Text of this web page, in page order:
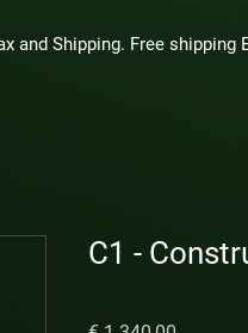
and Shipping. Free shipping
C1 -